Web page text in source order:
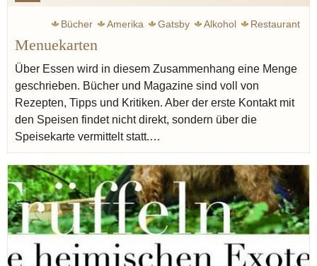
Bücher Amerika Gatsby Alkohol
Restaurant
Menü
Menuekarten
Über Essen wird in diesem Zusammenhang eine Menge
geschrieben. Bücher und Magazine sind voll von
Rezepten, Tipps und Kritiken. Aber der erste Kontakt mit
den Speisen findet nicht direkt, sondern über die
Speisekarte vermittelt statt.…